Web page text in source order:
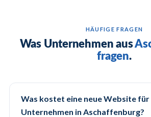
HÄUFIGE FRAGEN
Was Unternehmen aus
fragen.
Was kostet eine neue Website für
Unternehmen in Aschaffenburg?